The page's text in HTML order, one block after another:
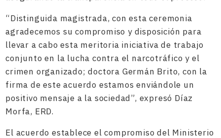
“Distinguida magistrada, con esta ceremonia
agradecemos su compromiso y disposición para
llevar a cabo esta meritoria iniciativa de trabajo
conjunto en la lucha contra el narcotráfico y el
crimen organizado; doctora Germán Brito, con la
firma de este acuerdo estamos enviándole un
positivo mensaje a la sociedad”, expresó Díaz
Morfa, ERD.
El acuerdo establece el compromiso del Ministerio